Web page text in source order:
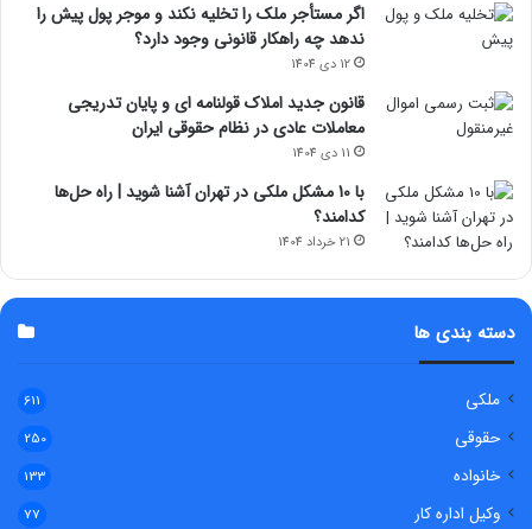
اگر مستأجر ملک را تخلیه نکند و موجر پول پیش را
ندهد چه راهکار قانونی وجود دارد؟
12 دی 1404
قانون جدید املاک قولنامه ای و پایان تدریجی
معاملات عادی در نظام حقوقی ایران
11 دی 1404
با 10 مشکل ملکی در تهران آشنا شوید | راه حل‌ها
کدامند؟
21 خرداد 1404
دسته بندی ها
ملکی 611
حقوقی 250
خانواده 133
وکیل اداره کار 77